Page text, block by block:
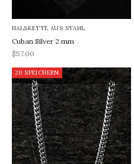
HALSKETTE AUS STAHL
Cuban Silver 2 mm
REA-pris
$57.00
20 SPEICHERN